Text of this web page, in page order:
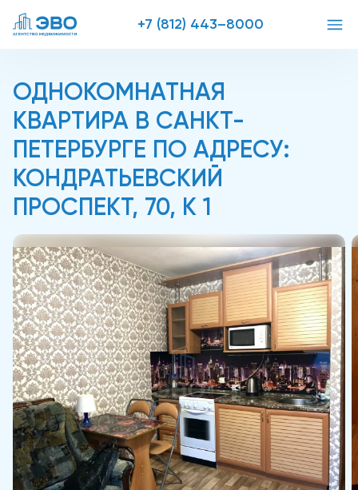
+7 (812) 443–8000
ОДНОКОМНАТНАЯ
КВАРТИРА В САНКТ-
ПЕТЕРБУРГЕ ПО АДРЕСУ:
КОНДРАТЬЕВСКИЙ
ПРОСПЕКТ, 70, К 1